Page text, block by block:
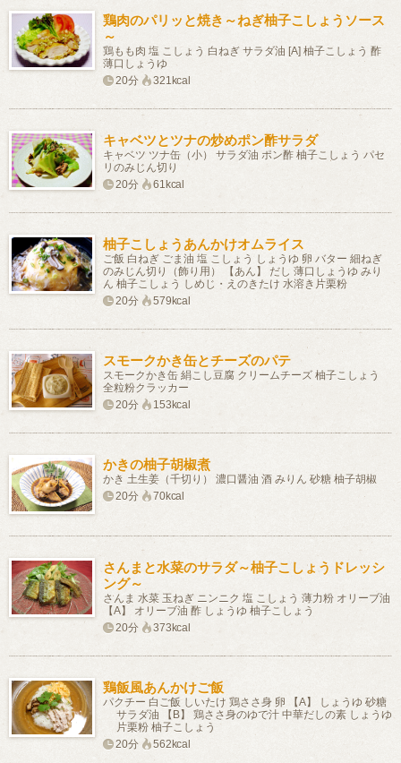
鶏肉のパリッと焼き～ねぎ柚子こしょうソース
～
鶏もも肉 塩 こしょう 白ねぎ サラダ油 [A] 柚子こしょう 酢
薄口しょうゆ
20分
321kcal
キャベツとツナの炒めポン酢サラダ
キャベツ ツナ缶（小） サラダ油 ポン酢 柚子こしょう パセ
リのみじん切り
20分
61kcal
柚子こしょうあんかけオムライス
ご飯 白ねぎ ごま油 塩 こしょう しょうゆ 卵 バター 細ねぎ
のみじん切り（飾り用） 【あん】 だし 薄口しょうゆ みり
ん 柚子こしょう しめじ・えのきたけ 水溶き片栗粉
20分
579kcal
スモークかき缶とチーズのパテ
スモークかき缶 絹こし豆腐 クリームチーズ 柚子こしょう
全粒粉クラッカー
20分
153kcal
かきの柚子胡椒煮
かき 土生姜（千切り） 濃口醤油 酒 みりん 砂糖 柚子胡椒
20分
70kcal
さんまと水菜のサラダ～柚子こしょうドレッシ
ング～
さんま 水菜 玉ねぎ ニンニク 塩 こしょう 薄力粉 オリーブ油
【A】 オリーブ油 酢 しょうゆ 柚子こしょう
20分
373kcal
鶏飯風あんかけご飯
パクチー 白ご飯 しいたけ 鶏ささ身 卵 【A】 しょうゆ 砂糖
サラダ油 【B】 鶏ささ身のゆで汁 中華だしの素 しょうゆ
片栗粉 柚子こしょう
20分
562kcal